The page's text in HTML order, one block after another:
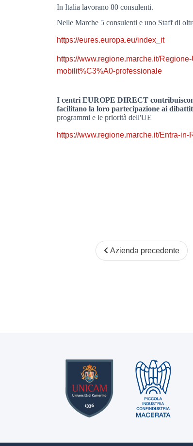
In Italia lavorano 80 consulenti.
Nelle Marche 5 consulenti e uno Staff di
https://eures.europa.eu/index_it
https://www.regione.marche.it/
mobilit%C3%A0-professionale
I centri EUROPE DIRECT
facilitano la loro partecipazione ai
programmi e le priorità dell'UE
https://www.regione.marche.it/Entra-
Azienda precedente